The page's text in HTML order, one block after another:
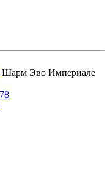
Шарм Эво Империале